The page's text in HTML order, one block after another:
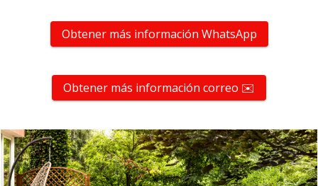
Obtener más información WhatsApp
Obtener más información correo ✉️